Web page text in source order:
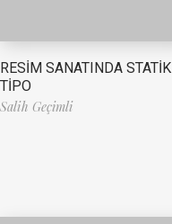
RESİM SANATINDA STATİK
TİPO
Salih Geçimli